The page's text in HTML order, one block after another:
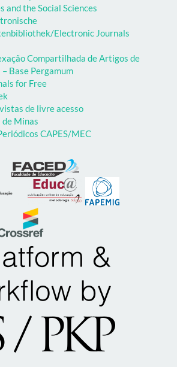
and the Social Sciences
Electronic Journals
Compartilhada de Artigos de
Base Pergamum
for Free
de livre acesso
de Minas
CAPES/MEC